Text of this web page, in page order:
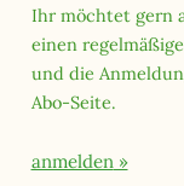
Ihr möchtet gern
einen
und die
Abo-Seite.
anmelden